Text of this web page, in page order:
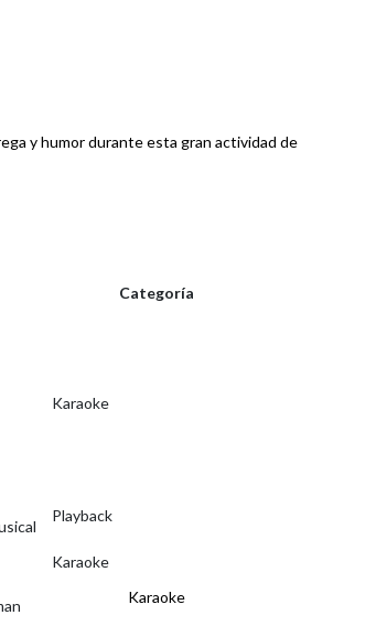
y humor durante esta gran actividad de
Categoría
Karaoke
Playback
Karaoke
Karaoke